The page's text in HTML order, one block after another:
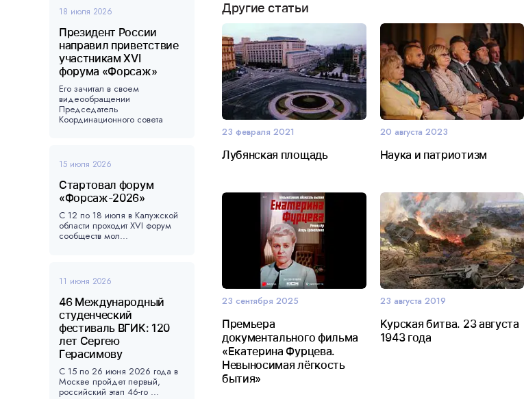
18 июля 2026
Президент России
направил приветствие
участникам XVI
форума «Форсаж»
Его зачитал в своем
видеообращении
Председатель
Координационного совета
15 июля 2026
Стартовал форум
«Форсаж-2026»
С 12 по 18 июля в Калужской
области проходит XVI форум
сообществ мол...
11 июня 2026
46 Международный
студенческий
фестиваль ВГИК: 120
лет Сергею
Герасимову
С 15 по 26 июня 2026 года в
Москве пройдет первый,
российский этап 46-го ...
Другие статьи
23 февраля 2021
Лубянская площадь
20 августа 2023
Наука и патриотизм
23 сентября 2025
Премьера
документального фильма
«Екатерина Фурцева.
Невыносимая лёгкость
бытия»
23 августа 2019
Kурскaя битвa. 23 августа
1943 года